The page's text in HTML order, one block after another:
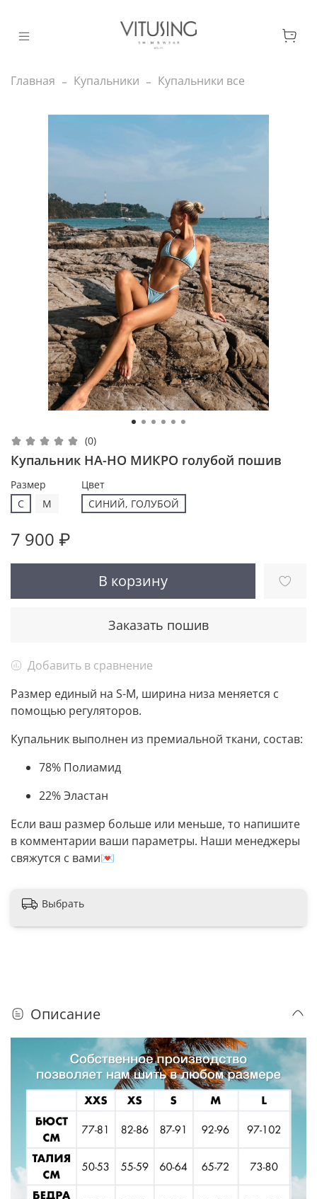
Главная Купальники Купальники все
(0)
Купальник НА-НО МИКРО голубой пошив
Размер
С
M
Цвет
СИНИЙ, ГОЛУБОЙ
7 900 ₽
В корзину
Заказать пошив
Добавить в сравнение
Размер единый на S-M, ширина низа меняется с
помощью регуляторов.
Купальник выполнен из премиальной ткани, состав:
78% Полиамид
22% Эластан
Если ваш размер больше или меньше, то напишите
в комментарии ваши параметры. Наши менеджеры
свяжутся с вами💌
Выбрать
Описание